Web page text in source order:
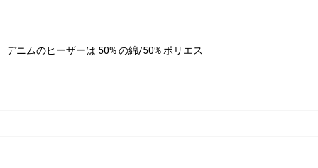
ニムのヒーザーは 50% の綿/50% ポリエス